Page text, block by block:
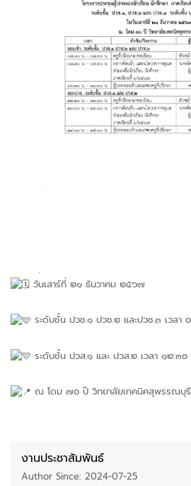
วันเสาร์ที่ ๒๑ ธันวาคม ๒๕๖๗
ระดับชั้น ปวช.๑ ปวช.๒ และปวช.๓ เวลา
ระดับชั้น ปวส.๑ และ ปวส.๒ เวลา ๑๒:๓
ณ โดม ๗o ปี วิทยาลัยเทคนิคสุพรรณบุรี
งานประชาสัมพันธ์
Author Since: 2024-07-25